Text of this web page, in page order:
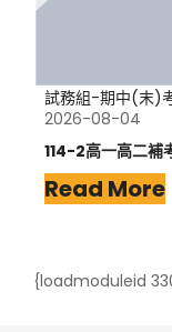
試務組-期中(末)
2026-08-04
114-2高一高二補
Read More
{loadmoduleid